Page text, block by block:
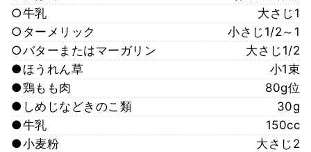
○牛乳
大さじ1
○ターメリック
小さじ1/2～1
○バターまたはマーガリン
大さじ1/2
●ほうれん草
小1束
●鶏もも肉
80g位
●しめじなどきのこ類
30g
●牛乳
150cc
●小麦粉
大さじ2